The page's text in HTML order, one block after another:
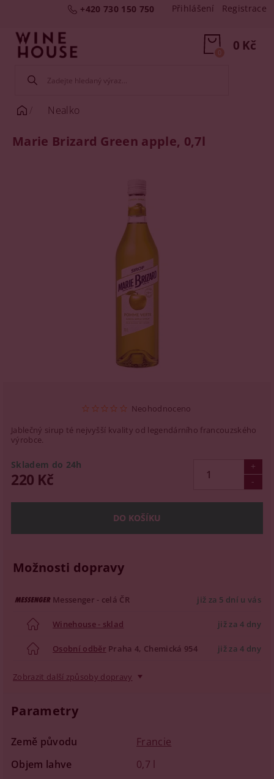
+420 730 150 750 Přihlášení Registrace
0 Kč
0
Nealko
Marie Brizard Green apple, 0,7l
Neohodnoceno
Jablečný sirup té nejvyšší kvality od legendárního francouzského
výrobce.
Skladem do 24h
220 Kč
Možnosti dopravy
Messenger - celá ČR již za 5 dní u vás
Winehouse - sklad již za 4 dny
Osobní odběr Praha 4, Chemická 954 již za 4 dny
Zobrazit další způsoby dopravy
Parametry
Země původu
Francie
Objem lahve
0,7 l